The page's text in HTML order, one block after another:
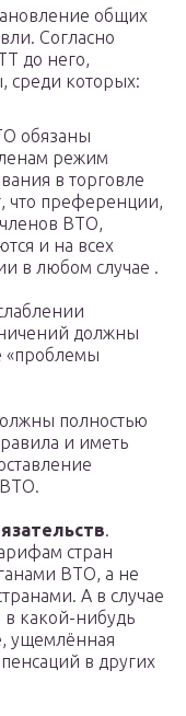
общих
Согласно
до него,
среди которых:
обязаны
режим
в торговле
что преференции,
ВТО,
и на всех
в любом случае .
должны
«проблемы
полностью
и иметь
.
стран
ВТО, а не
А в случае
в какой-нибудь
ущемлённая
в других